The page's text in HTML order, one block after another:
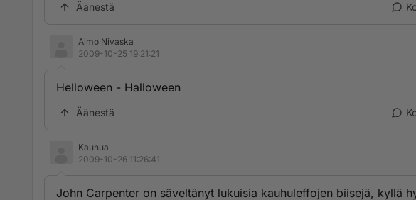
Äänestä
Aimo Nivaska
2009-10-25 19:21:21
Helloween - Halloween
Äänestä
Kauhua
2009-10-26 11:26:41
John Carpenter on säveltänyt lukuisia kauhuleffojen biisejä, kyllä